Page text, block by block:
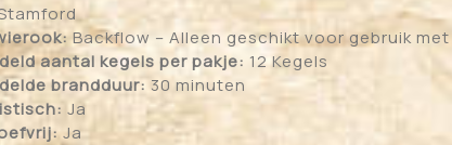
Backflow – Alleen geschikt voor gebruik
aantal kegels per pakje: 12 Kegels
brandduur:30 minuten
Ja
Ja